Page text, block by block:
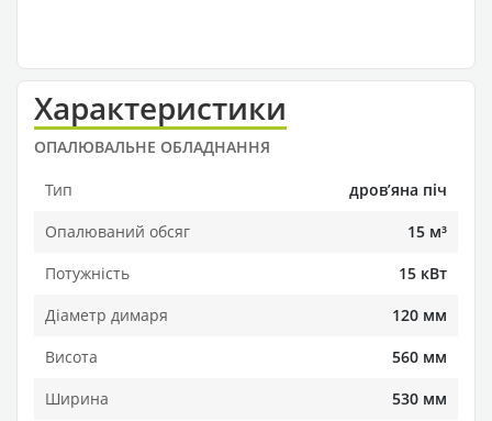
Характеристики
ОПАЛЮВАЛЬНЕ ОБЛАДНАННЯ
Тип
дровʼяна піч
Опалюваний обсяг
15 м³
Потужність
15 кВт
Діаметр димаря
120 мм
Висота
560 мм
Ширина
530 мм